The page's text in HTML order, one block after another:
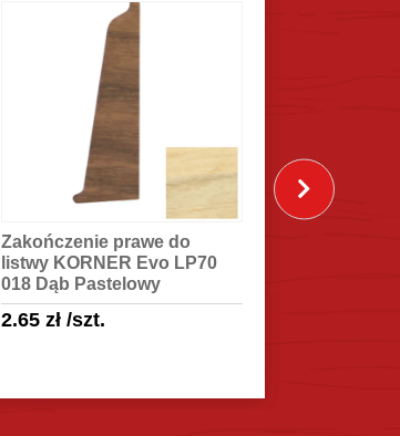
Zakończenie prawe do
listwy KORNER Evo LP70
018 Dąb Pastelowy
2.65zł /szt.